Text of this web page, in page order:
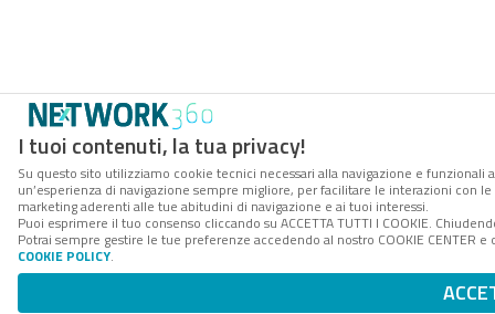
I tuoi contenuti, la tua privacy!
Su questo sito utilizziamo cookie tecnici necessari alla navigazione e
un’esperienza di navigazione sempre migliore, per facilitare le interazioni con
marketing aderenti alle tue abitudini di navigazione e ai tuoi interessi.
Puoi esprimere il tuo consenso cliccando su ACCETTA TUTTI I COOKIE.
Potrai sempre gestire le tue preferenze accedendo al nostro COOKIE
COOKIE POLICY.